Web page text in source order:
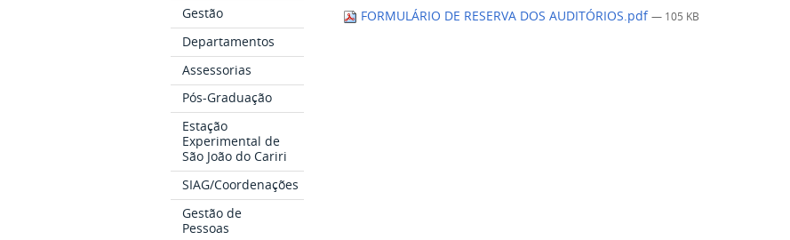
Gestão
Departamentos
Assessorias
Pós-Graduação
Estação
Experimental de
São João do Cariri
SIAG/Coordenações
Gestão de
Pessoas
FORMULÁRIO DE RESERVA DOS AUDITÓRIOS.pdf— 105 KB